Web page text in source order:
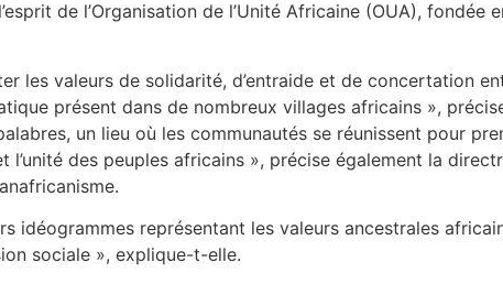
l’esprit de l’Organisation de l’Unité Africaine (OUA), fondée
les valeurs de solidarité, d’entraide et de concertation
présent dans de nombreux villages africains »,
un lieu où les communautés se réunissent pour
des peuples africains », précise également la
idéogrammes représentant les valeurs ancestrales
sociale », explique-t-elle.